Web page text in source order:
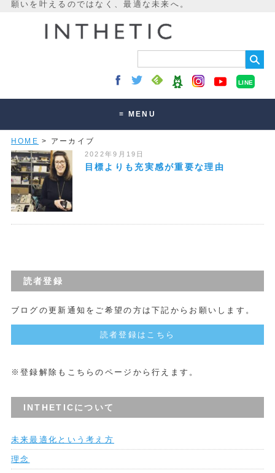
LINE
≡ MENU
講座・セッション
HOME > アーカイブ
2022年9月19日
目標よりも充実感が重要な理由
読者登録
ブログの更新通知をご希望の方は下記からお願いします。
読者登録はこちら
※登録解除もこちらのページから行えます。
INTHETICについて
未来最適化という考え方
理念